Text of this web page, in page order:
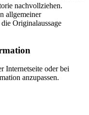
nachvollziehen.
allgemeiner
Originalaussage
Internetseite oder bei
anzupassen.